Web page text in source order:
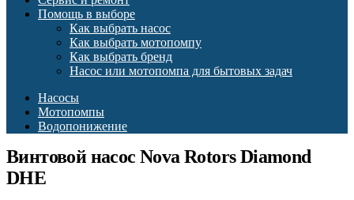
Помощь в выборе
Как выбрать насос
Как выбрать мотопомпу
Как выбрать бренд
Насос или мотопомпа для бытовых задач
Насосы
Мотопомпы
Водопонижение
Винтовой насос Nova Rotors Diamond
DHE